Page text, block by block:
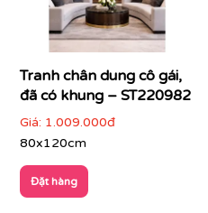
Tranh chân dung cô gái,
đã có khung – ST220982
Giá: 1.009.000đ
80x120cm
Đặt hàng